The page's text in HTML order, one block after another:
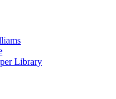
Library